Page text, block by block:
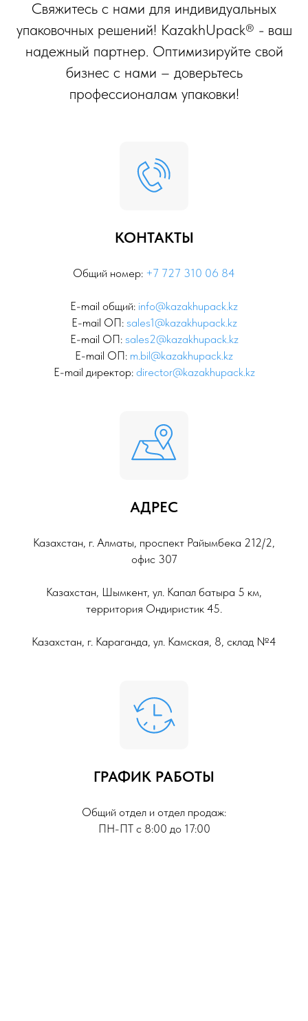
Свяжитесь с нами для индивидуальных
упаковочных решений! KazakhUpack® - ваш
надежный партнер. Оптимизируйте свой
бизнес с нами – доверьтесь
профессионалам упаковки!
КОНТАКТЫ
Общий номер: +7 727 310 06 84
E-mail общий: info@kazakhupack.kz
E-mail ОП: sales1@kazakhupack.kz
E-mail ОП: sales2@kazakhupack.kz
E-mail ОП: m.bil@kazakhupack.kz
E-mail директор: director@kazakhupack.kz
АДРЕС
Казахстан, г. Алматы, проспект Райымбека 212/2,
офис 307
Казахстан, Шымкент, ул. Капал батыра 5 км,
территория Ондиристик 45.
Казахстан, г. Караганда, ул. Камская, 8, склад №4
ГРАФИК РАБОТЫ
Общий отдел и отдел продаж:
ПН-ПТ с 8:00 до 17:00